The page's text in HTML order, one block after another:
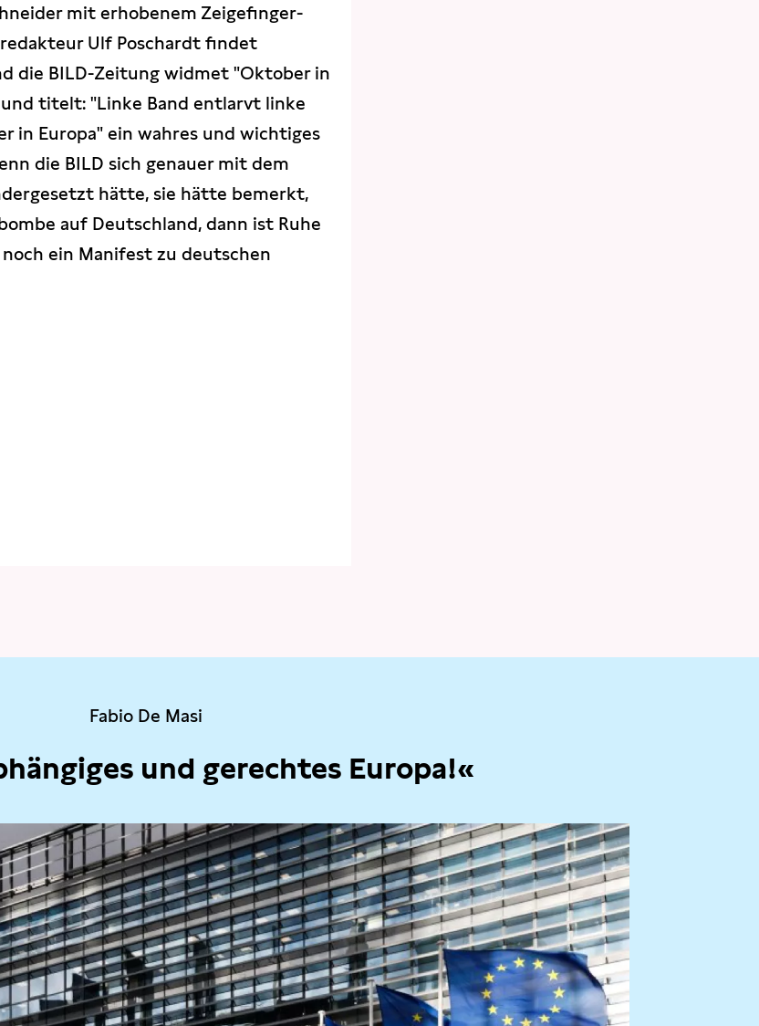
mit erhobenem Zeigefinger-
Ulf Poschardt findet
die BILD-Zeitung widmet "Oktober in
und titelt: "Linke Band entlarvt linke
in Europa" ein wahres und wichtiges
die BILD sich genauer mit dem
hätte, sie hätte bemerkt,
auf Deutschland, dann ist Ruhe
ein Manifest zu deutschen
Fabio De Masi
und gerechtes Europa!«